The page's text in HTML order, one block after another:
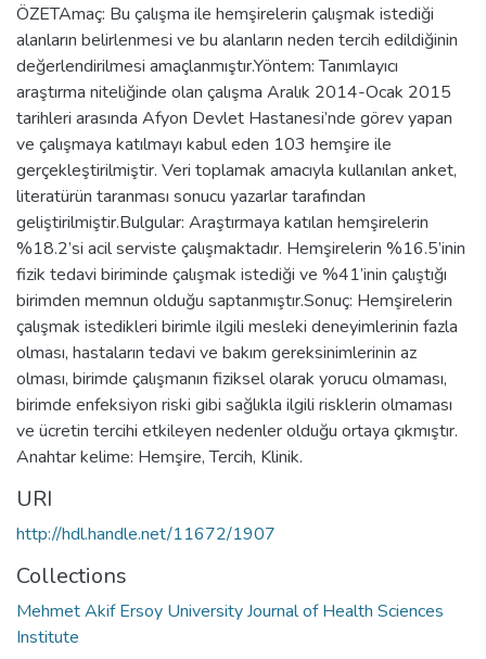
ÖZETAmaç: Bu çalışma ile hemşirelerin çalışmak istediği
alanların belirlenmesi ve bu alanların neden tercih edildiğinin
değerlendirilmesi amaçlanmıştır.Yöntem: Tanımlayıcı
araştırma niteliğinde olan çalışma Aralık 2014-Ocak 2015
tarihleri arasında Afyon Devlet Hastanesi’nde görev yapan
ve çalışmaya katılmayı kabul eden 103 hemşire ile
gerçekleştirilmiştir. Veri toplamak amacıyla kullanılan anket,
literatürün taranması sonucu yazarlar tarafından
geliştirilmiştir.Bulgular: Araştırmaya katılan hemşirelerin
%18.2’si acil serviste çalışmaktadır. Hemşirelerin %16.5’inin
fizik tedavi biriminde çalışmak istediği ve %41’inin çalıştığı
birimden memnun olduğu saptanmıştır.Sonuç: Hemşirelerin
çalışmak istedikleri birimle ilgili mesleki deneyimlerinin fazla
olması, hastaların tedavi ve bakım gereksinimlerinin az
olması, birimde çalışmanın fiziksel olarak yorucu olmaması,
birimde enfeksiyon riski gibi sağlıkla ilgili risklerin olmaması
ve ücretin tercihi etkileyen nedenler olduğu ortaya çıkmıştır.
Anahtar kelime: Hemşire, Tercih, Klinik.
URI
http://hdl.handle.net/11672/1907
Collections
Mehmet Akif Ersoy University Journal of Health Sciences
Institute